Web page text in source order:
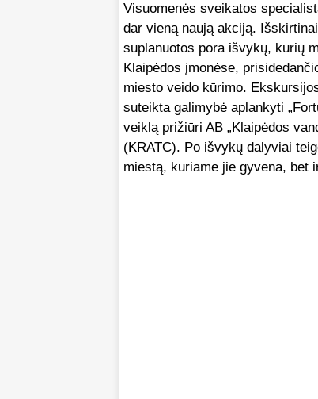
Visuomenės sveikatos
dar vieną naują akciją.
suplanuotos pora išvykų, kurių
Klaipėdos įmonėse,
miesto veido kūrimo.
suteikta galimybė aplankyti
veiklą prižiūri AB „Klaipėdos
(KRATC). Po išvykų dalyviai
miestą, kuriame jie gyvena, bet